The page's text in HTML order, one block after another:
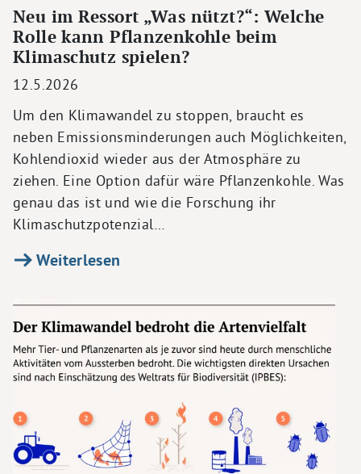
Neu im Ressort „Was nützt?“: Welche
Rolle kann Pflanzenkohle beim
Klimaschutz spielen?
12.5.2026
Um den Klimawandel zu stoppen, braucht es
neben Emissionsminderungen auch Möglichkeiten,
Kohlendioxid wieder aus der Atmosphäre zu
ziehen. Eine Option dafür wäre Pflanzenkohle. Was
genau das ist und wie die Forschung ihr
Klimaschutzpotenzial…
Weiterlesen